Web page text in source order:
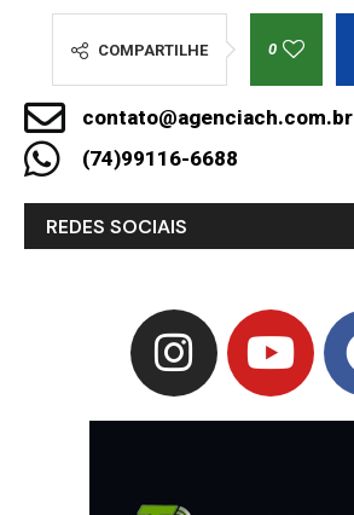
COMPARTILHE 0
contato@agenciach.com.br
(74)99116-6688
REDES SOCIAIS